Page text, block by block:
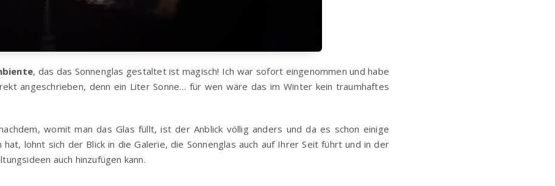
, das das Sonnenglas gestaltet ist magisch! Ich war sofort eingenommen und habe
angeschrieben, denn ein Liter Sonne… für wen wäre das im Winter kein traumhaftes
womit man das Glas füllt, ist der Anblick völlig anders und da es schon einige
lohnt sich der Blick in die Galerie, die Sonnenglas auch auf Ihrer Seit führt und in der
auch hinzufügen kann.